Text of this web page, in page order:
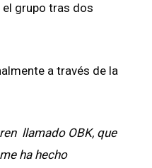
el grupo tras dos
a través de la
llamado OBK, que
ha hecho